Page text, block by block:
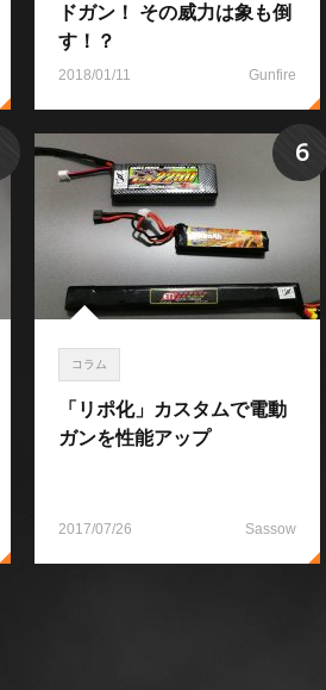
ドガン！ その威力は象も倒
す！？
2018/01/11 Gunfire
コラム
「リポ化」カスタムで電動
ガンを性能アップ
2017/07/26 Sassow
6